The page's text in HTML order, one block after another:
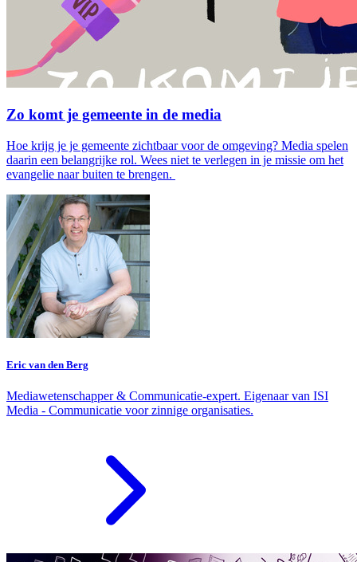
Zo komt je gemeente in de media
Hoe krijg je je gemeente zichtbaar voor de omgeving? Media spelen
daarin een belangrijke rol. Wees niet te verlegen in je missie om het
evangelie naar buiten te brengen.
Eric van den Berg
Mediawetenschapper & Communicatie-expert. Eigenaar van ISI
Media - Communicatie voor zinnige organisaties.